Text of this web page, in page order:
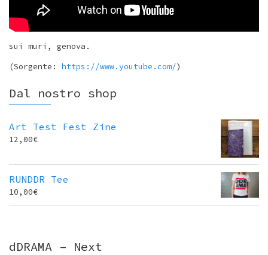
sui muri, genova.
(Sorgente: https://www.youtube.com/)
Dal nostro shop
Art Test Fest Zine
12,00€
RUNDDR Tee
10,00€
dDRAMA – Next